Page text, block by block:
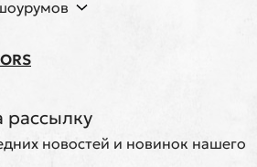
новостей и новинок нашего